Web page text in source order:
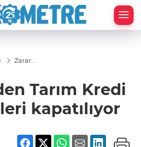
Zarar
Kredi
Marketleri
Tarım Kredi
kapatılıyor